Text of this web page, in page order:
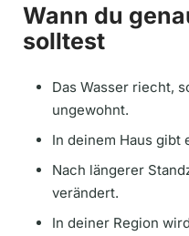
Wann du
solltest
Das Wasser riecht,
ungewohnt.
In deinem Haus gibt
Nach längerer
verändert.
In deiner Region